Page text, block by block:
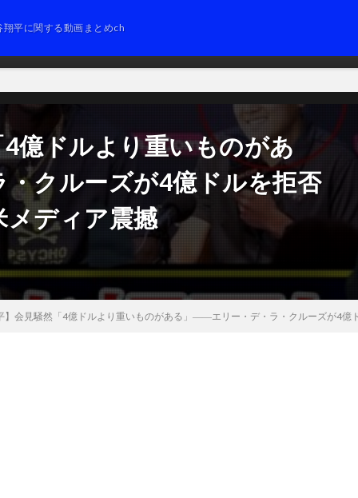
翔平に関する動画まとめch
4億ドルより重いものがあ
クルーズが4億ドルを拒否
メディア震撼
】会見騒然「4億ドルより重いものがある」――エリー・デ・ラ・クルーズが4億